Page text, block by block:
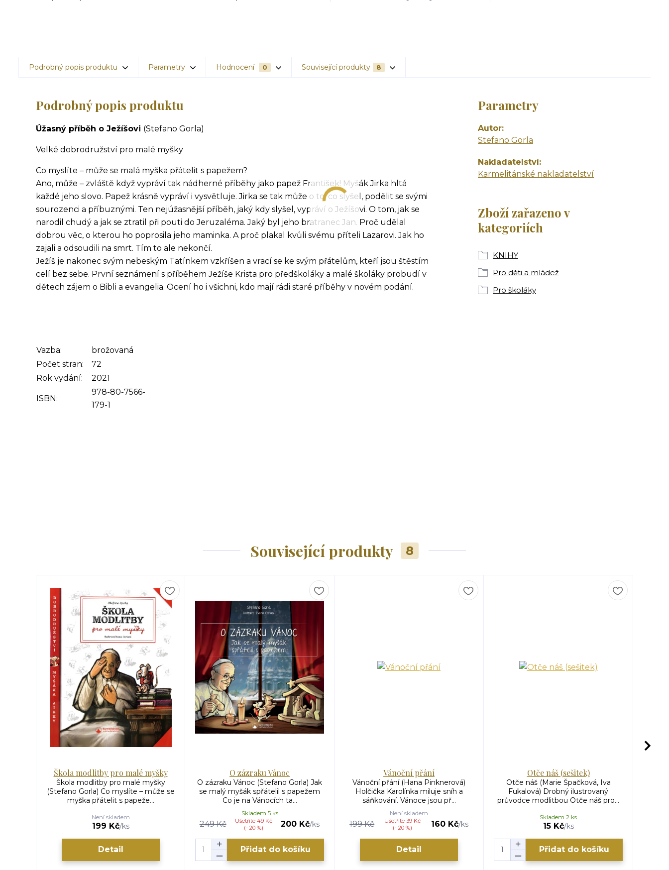
Podrobný popis produktu Parametry Hodnocení 0 Související produkty 8
Podrobný popis produktu
Úžasný příběh o Ježíšovi (Stefano Gorla)
Velké dobrodružství pro malé myšky
Co myslíte – může se malá myška přátelit s papežem?
Ano, může – zvláště když vypráví tak nádherné příběhy jako papež František! Myšák Jirka hltá
každé jeho slovo. Papež krásně vypráví i vysvětluje. Jirka se tak může o to, co slyšel, podělit se svými
sourozenci a příbuznými. Ten nejúžasnější příběh, jaký kdy slyšel, vypráví o Ježíšovi. O tom, jak se
narodil chudý a jak se ztratil při pouti do Jeruzaléma. Jaký byl jeho bratranec Jan. Proč udělal
dobrou věc, o kterou ho poprosila jeho maminka. A proč plakal kvůli svému příteli Lazarovi. Jak ho
zajali a odsoudili na smrt. Tím to ale nekončí.
Ježíš je nakonec svým nebeským Tatínkem vzkříšen a vrací se ke svým přátelům, kteří jsou štěstím
celí bez sebe. První seznámení s příběhem Ježíše Krista pro předškoláky a malé školáky probudí v
dětech zájem o Bibli a evangelia. Ocení ho i všichni, kdo mají rádi staré příběhy v novém podání.
Vazba:
brožovaná
Počet stran:
72
Rok vydání:
2021
ISBN:
978-80-7566-
179-1
Parametry
Autor
Stefano Gorla
Nakladatelství
Karmelitánské nakladatelství
Zboží zařazeno v
kategoriích
KNIHY
Pro děti a mládež
Pro školáky
Související produkty 8
Škola modlitby pro malé myšky
Škola modlitby pro malé myšky
(Stefano Gorla) Co myslíte – může se
myška přátelit s papeže...
199 Kč/ks
Není skladem
Detail
O zázraku Vánoc
O zázraku Vánoc (Stefano Gorla) Jak
se malý myšák spřátelil s papežem
Co je na Vánocích ta...
249 Kč
Ušetříte 49 Kč
(- 20 %)
200 Kč/ks
Skladem 5 ks
Přidat do košíku
Vánoční přání
Vánoční přání (Hana Pinknerová)
Holčička Karolínka miluje sníh a
sáňkování. Vánoce jsou př...
199 Kč
Ušetříte 39 Kč
(- 20 %)
160 Kč/ks
Není skladem
Detail
Otče náš (sešitek)
Otče náš (Marie Špačková, Iva
Fukalová) Drobný ilustrovaný
průvodce modlitbou Otče náš pro...
15 Kč/ks
Skladem 2 ks
Přidat do košíku